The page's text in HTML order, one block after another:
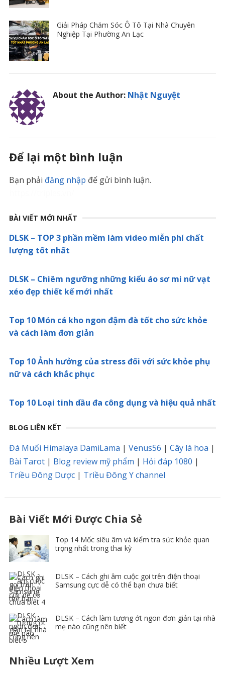
Giải Pháp Chăm Sóc Ô Tô Tại Nhà Chuyên
Nghiệp Tại Phường An Lạc
About the Author: Nhật Nguyệt
Để lại một bình luận
Bạn phải đăng nhập để gửi bình luận.
BÀI VIẾT MỚI NHẤT
DLSK – TOP 3 phần mềm làm video miễn phí chất
lượng tốt nhất
DLSK – Chiêm ngưỡng những kiểu áo sơ mi nữ vạt
xéo đẹp thiết kế mới nhất
Top 10 Món cá kho ngon đậm đà tốt cho sức khỏe
và cách làm đơn giản
Top 10 Ảnh hưởng của stress đối với sức khỏe phụ
nữ và cách khắc phục
Top 10 Loại tinh dầu đa công dụng và hiệu quả nhất
BLOG LIÊN KẾT
Đá Muối Himalaya DamiLama | Venus56 | Cây lá hoa |
Bài Tarot| Blog review mỹ phẩm | Hỏi đáp 1080 |
Triều Đông Dược| Triều Đông Y channel
Bài Viết Mới Được Chia Sẻ
Top 14 Mốc siêu âm và kiểm tra sức khỏe quan
trọng nhất trong thai kỳ
DLSK – Cách ghi âm cuộc gọi trên điện thoại
Samsung cực dễ có thể bạn chưa biết
DLSK – Cách làm tương ớt ngon đơn giản tại nhà
mẹ nào cũng nên biết
Nhiều Lượt Xem